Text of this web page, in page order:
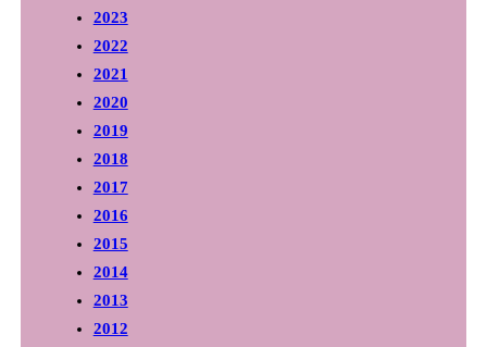
2023
2022
2021
2020
2019
2018
2017
2016
2015
2014
2013
2012